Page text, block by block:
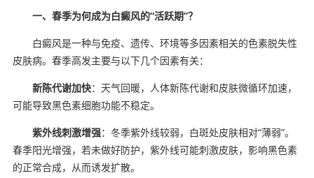
一、春季为何成为白癜风的“活跃期”？
白癜风是一种与免疫、遗传、环境等多因素相关的色素脱失性
皮肤病。春季高发主要与以下几个因素有关：
新陈代谢加快：天气回暖，人体新陈代谢和皮肤微循环加速，
可能导致黑色素细胞功能不稳定。
紫外线刺激增强：冬季紫外线较弱，白斑处皮肤相对“薄弱”。
春季阳光增强，若未做好防护，紫外线可能刺激皮肤，影响黑色素
的正常合成，从而诱发扩散。